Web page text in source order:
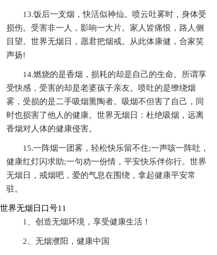
13.饭后一支烟，快活似神仙。喷云吐雾时，身体受
损伤。受害非一人，影响一大片。家人皆痛恨，路人侧
目望。世界无烟日，愿君把烟戒。从此体康健，合家笑
声扬!
14.燃烧的是香烟，损耗的却是自己的生命。所谓享
受快感，受害的却是老婆孩子亲友。喷吐的是缭绕烟
雾，受损的是二手吸烟熏陶者。吸烟不但害了自己，同
时也损害了他人的健康。世界无烟日：杜绝吸烟，远离
香烟对人体的健康侵害。
15.一阵烟一团雾，轻松快乐留不住;一声咳一阵吐，
健康红灯闪求助;一句劝一份情，平安快乐伴你行。世界
无烟日，戒烟吧，爱的气息在围绕，拿起健康平安常
驻。
世界无烟日口号11
1、创造无烟环境，享受健康生活！
2、无烟濮阳，健康中国